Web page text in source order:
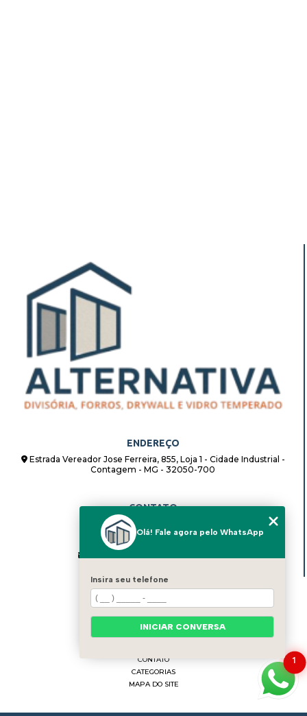
ENDEREÇO
Estrada Vereador Jose Ferreira, 855, Loja 1 - Cidade Industrial -
Contagem - MG - 32050-700
CONTATO
(31) 98862-8408
(31) 98862-8408
HOME
QUEM SOMOS
CONTATO
CATEGORIAS
MAPA DO SITE
1
Olá! Fale agora pelo WhatsApp
Insira seu telefone
INICIAR CONVERSA